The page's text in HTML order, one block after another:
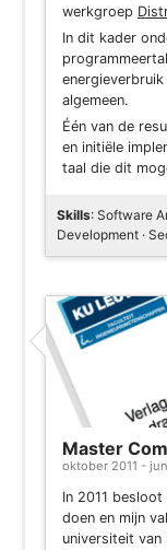
werkgroep
In dit kader
algemeen.
Één van de
en initiële
taal die dit
Skills: Software
Development ·
Master
oktober 2011 -
In 2011
doen en mijn
universiteit